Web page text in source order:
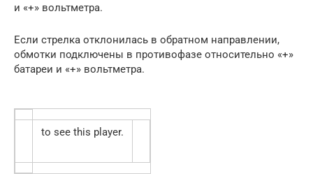
и «+» вольтметра.
Если стрелка отклонилась в обратном направлении,
обмотки подключены в противофазе относительно «+»
батареи и «+» вольтметра.
to see this player.